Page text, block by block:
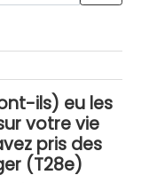
ils) eu les
votre vie
pris des
(T28e)